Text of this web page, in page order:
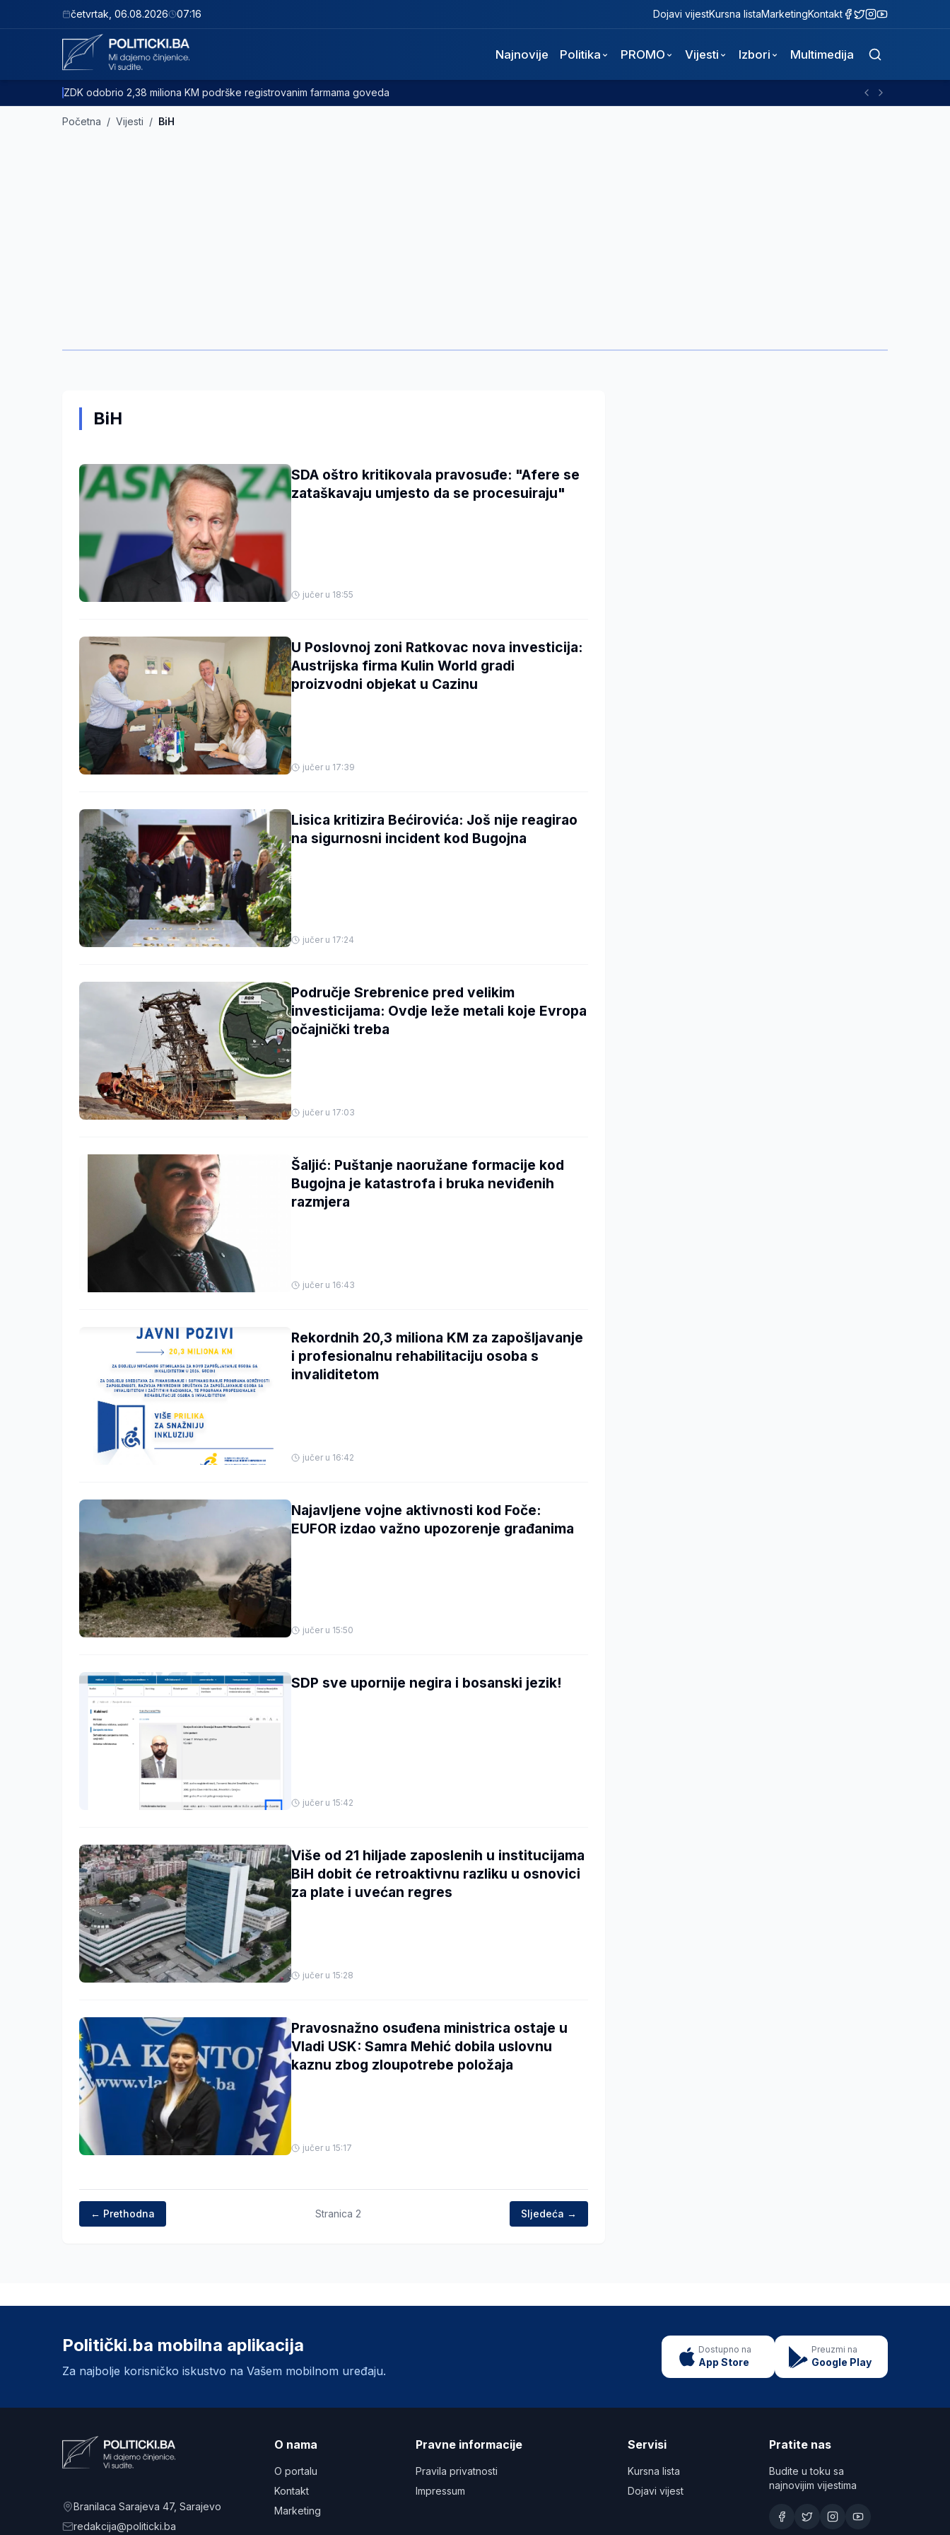
četvrtak 06.08.2026 07:16 Dojavi vijestKursna listaMarketingKontakt
Najnovije Politika PROMO Vijesti Izbori Multimedija
ZDK odobrio 2,38 miliona KM podrške registrovanim farmama goveda
Početna / Vijesti / BiH
BiH
SDA oštro kritikovala pravosuđe: "Afere se
zataškavaju umjesto da se procesuiraju"
jučer u 18:55
U Poslovnoj zoni Ratkovac nova investicija:
Austrijska firma Kulin World gradi
proizvodni objekat u Cazinu
jučer u 17:39
Lisica kritizira Bećirovića: Još nije reagirao
na sigurnosni incident kod Bugojna
jučer u 17:24
Područje Srebrenice pred velikim
investicijama: Ovdje leže metali koje Evropa
očajnički treba
jučer u 17:03
Šaljić: Puštanje naoružane formacije kod
Bugojna je katastrofa i bruka neviđenih
razmjera
jučer u 16:43
Rekordnih 20,3 miliona KM za zapošljavanje
i profesionalnu rehabilitaciju osoba s
invaliditetom
jučer u 16:42
Najavljene vojne aktivnosti kod Foče:
EUFOR izdao važno upozorenje građanima
jučer u 15:50
SDP sve upornije negira i bosanski jezik!
jučer u 15:42
Više od 21 hiljade zaposlenih u institucijama
BiH dobit će retroaktivnu razliku u osnovici
za plate i uvećan regres
jučer u 15:28
Pravosnažno osuđena ministrica ostaje u
Vladi USK: Samra Mehić dobila uslovnu
kaznu zbog zloupotrebe položaja
jučer u 15:17
← Prethodna Stranica 2 Sljedeća →
Politički.ba mobilna aplikacija
Za najbolje korisničko iskustvo na Vašem mobilnom uređaju.
Dostupno na
App Store
Preuzmi na
Google Play
Branilaca Sarajeva 47, Sarajevo
redakcija@politicki.ba
O nama
O portalu
Kontakt
Marketing
Pravne informacije
Pravila privatnosti
Impressum
Servisi
Kursna lista
Dojavi vijest
Pratite nas
Budite u toku sa
najnovijim vijestima